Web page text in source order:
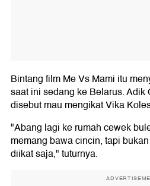
Bintang film Me Vs Mami itu
saat ini sedang ke Belarus. Adik
disebut mau mengikat Vika
"Abang lagi ke rumah cewek
memang bawa cincin, tapi
diikat saja," tuturnya.